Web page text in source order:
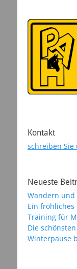
Kontakt
schreiben Sie
Neueste
Wandern
Ein fröhliches
Training für
Die
Winterpause